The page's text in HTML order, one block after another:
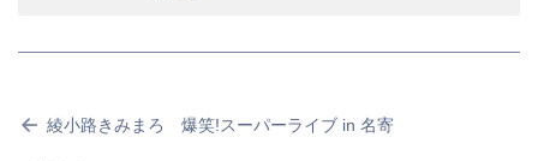
綾小路きみまろ 爆笑!スーパーライブ in 名寄